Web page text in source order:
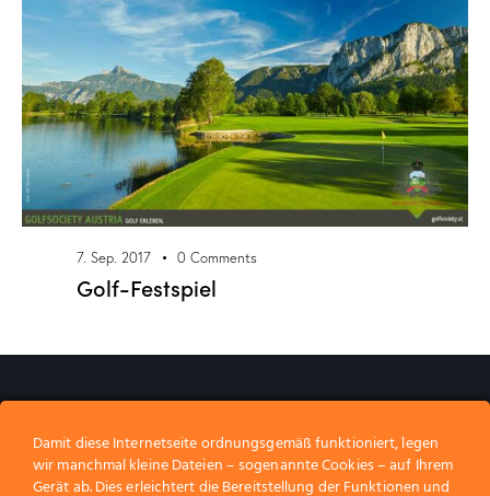
7. Sep. 2017 0 Comments
Golf-Festspiel
Wir freuen uns auf Sie!_
Damit diese Internetseite ordnungsgemäß funktioniert, legen
wir manchmal kleine Dateien – sogenannte Cookies – auf Ihrem
Gerät ab. Dies erleichtert die Bereitstellung der Funktionen und